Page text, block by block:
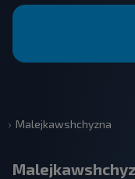
Malejkawshchyzna